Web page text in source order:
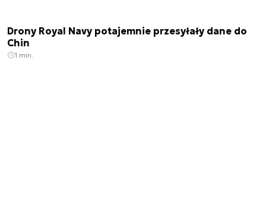
Drony Royal Navy potajemnie przesyłały dane do
Chin
1 min.